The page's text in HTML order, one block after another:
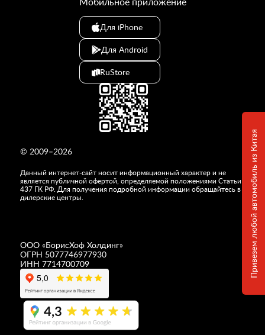
Привезем любой автомобиль из Китая
© 2009–2026
Данный интернет-сайт носит информационный характер и не
является публичной офертой, определяемой положениями Статьи
437 ГК РФ. Для получения подробной информации обращайтесь в
дилерские центры.
ООО «БорисХоф Холдинг»
ОГРН 5077746977930
ИНН 7714700709
4,3
Для iPhone
Для Android
RuStore